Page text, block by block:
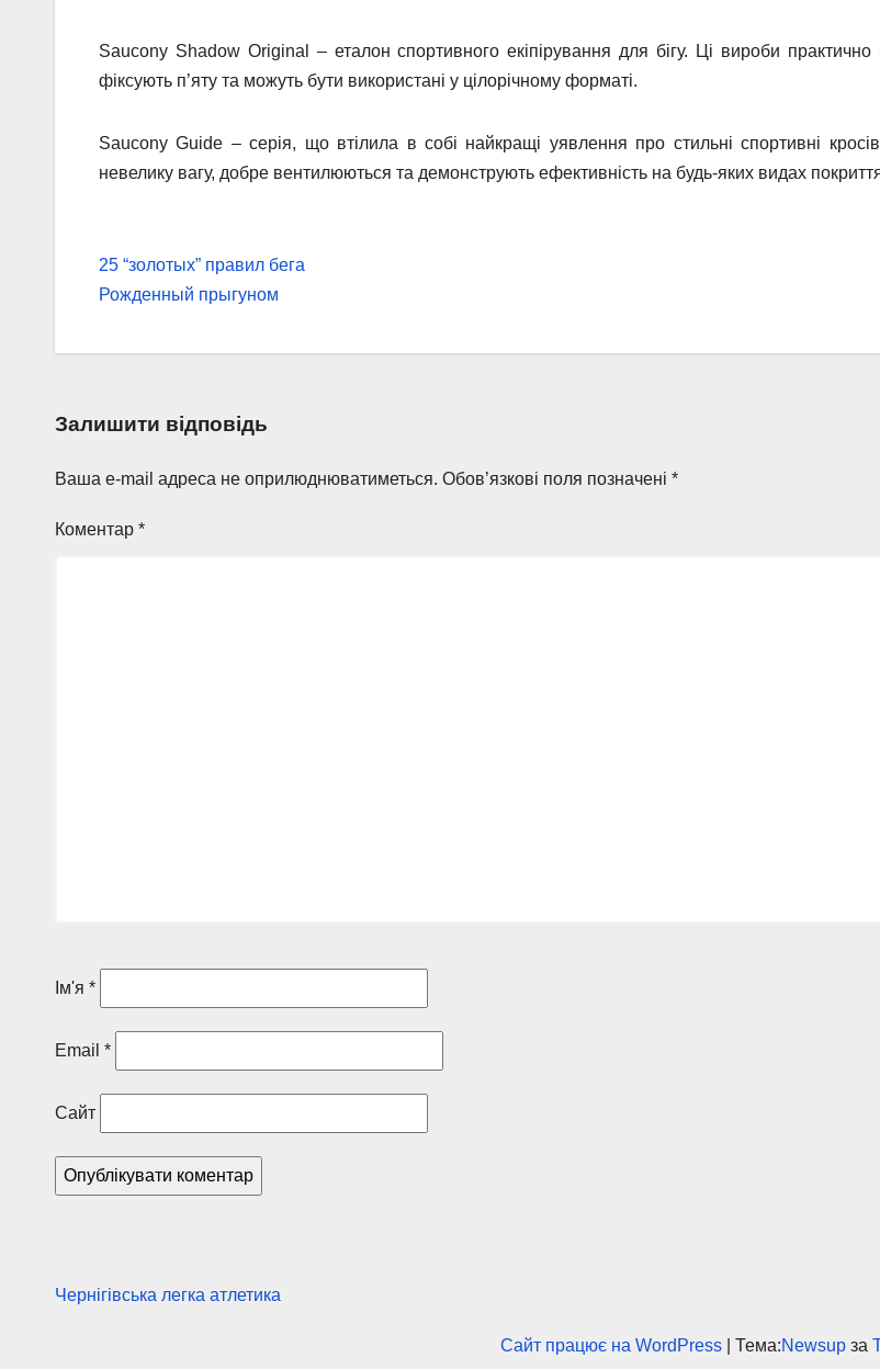
Saucony Shadow Original – еталон спортивного екіпірування для бігу. Ці вироби практично
фіксують п’яту та можуть бути використані у цілорічному форматі.
Saucony Guide – серія, що втілила в собі найкращі уявлення про стильні спортивні
невелику вагу, добре вентилюються та демонструють ефективність на будь-яких видах
Навігація
записів
25 “золотых” правил бега
Рожденный прыгуном
Залишити відповідь
Ваша e-mail адреса не оприлюднюватиметься. Обов’язкові поля позначені *
Коментар *
Ім'я *
Email *
Сайт
Чернігівська легка атлетика
Сайт працює на WordPress Тема:Newsup за